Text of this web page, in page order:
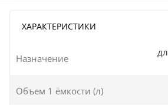
ХАРАКТЕРИСТИКИ
Назначение
Объем 1 ёмкости (л)